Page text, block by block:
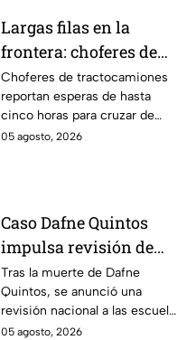
Largas filas en la
frontera: choferes de
carga esperan hasta
cinco horas para
cruzar a EE. UU.
Choferes de tractocamiones
reportan esperas de hasta
cinco horas para cruzar de
Tijuana a Estados Unidos y
05 agosto, 2026
Caso Dafne Quintos
impulsa revisión de
escuelas militarizadas;
padres en Tijuana
exigen supervisión
Tras la muerte de Dafne
Quintos, se anunció una
revisión nacional a las escuelas
militarizadas; en Tijuana
05 agosto, 2026